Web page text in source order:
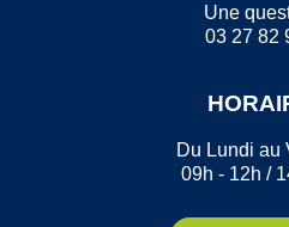
Une
03 27 82
Du Lundi au
09h - 12h /